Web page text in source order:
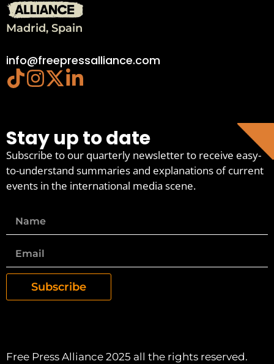
Madrid, Spain
info@freepressalliance.com
Stay up to date
Subscribe to our quarterly newsletter to receive easy-
to-understand summaries and explanations of current
events in the international media scene.
Subscribe
Free Press Alliance 2025 all the rights reserved.